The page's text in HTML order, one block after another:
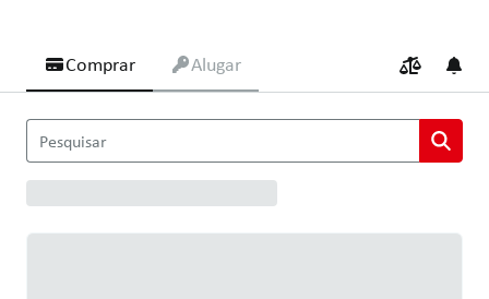
Comprar Alugar
Tecnologia de semeadura a preços atrativos – Descobre
Pesquisar